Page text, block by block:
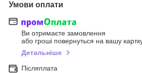
Умови оплати
Ви отримаєте замовлення
або гроші повернуться на вашу
Детальніше
Післяплата